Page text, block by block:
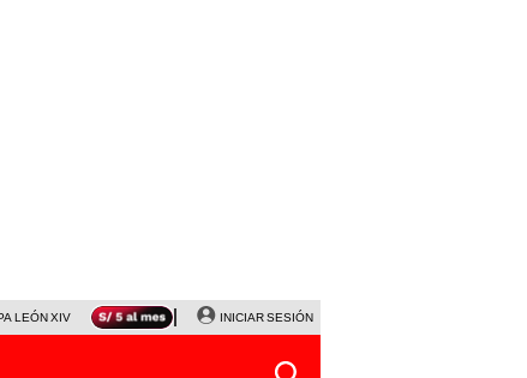
LEÓN XIV NALDY SALDAÑA LA BELLA LUZ
INICIAR SESIÓN